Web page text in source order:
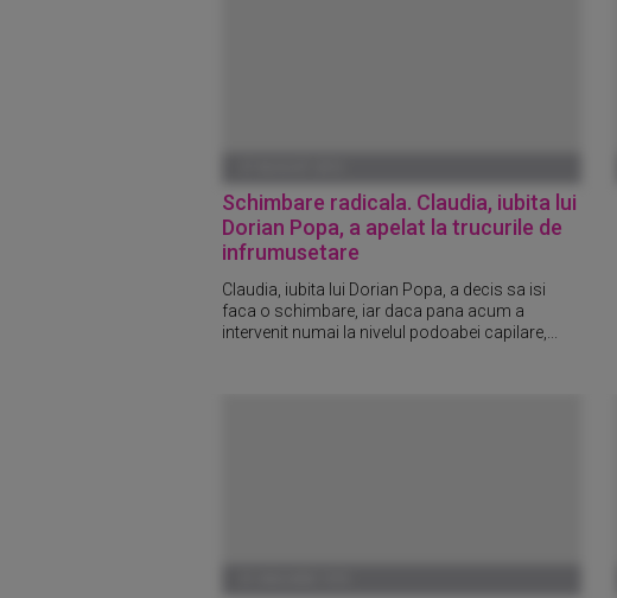
Schimbare radicala. Claudia, iubita lui
Dorian Popa, a apelat la trucurile de
infrumusetare
Claudia, iubita lui Dorian Popa, a decis sa isi
faca o schimbare, iar daca pana acum a
intervenit numai la nivelul podoabei capilare,...